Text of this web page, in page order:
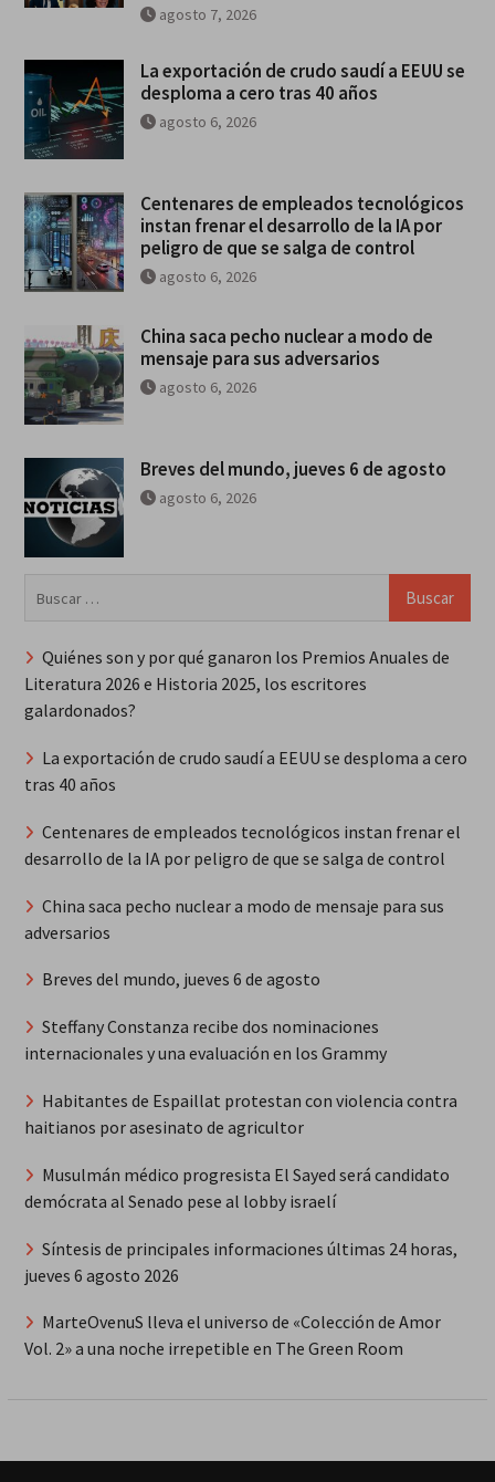
agosto 7, 2026
La exportación de crudo saudí a EEUU se
desploma a cero tras 40 años
agosto 6, 2026
Centenares de empleados tecnológicos
instan frenar el desarrollo de la IA por
peligro de que se salga de control
agosto 6, 2026
China saca pecho nuclear a modo de
mensaje para sus adversarios
agosto 6, 2026
Breves del mundo, jueves 6 de agosto
agosto 6, 2026
Quiénes son y por qué ganaron los Premios Anuales de
Literatura 2026 e Historia 2025, los escritores
galardonados?
La exportación de crudo saudí a EEUU se desploma a cero
tras 40 años
Centenares de empleados tecnológicos instan frenar el
desarrollo de la IA por peligro de que se salga de control
China saca pecho nuclear a modo de mensaje para sus
adversarios
Breves del mundo, jueves 6 de agosto
Steffany Constanza recibe dos nominaciones
internacionales y una evaluación en los Grammy
Habitantes de Espaillat protestan con violencia contra
haitianos por asesinato de agricultor
Musulmán médico progresista El Sayed será candidato
demócrata al Senado pese al lobby israelí
Síntesis de principales informaciones últimas 24 horas,
jueves 6 agosto 2026
MarteOvenuS lleva el universo de «Colección de Amor
Vol. 2» a una noche irrepetible en The Green Room